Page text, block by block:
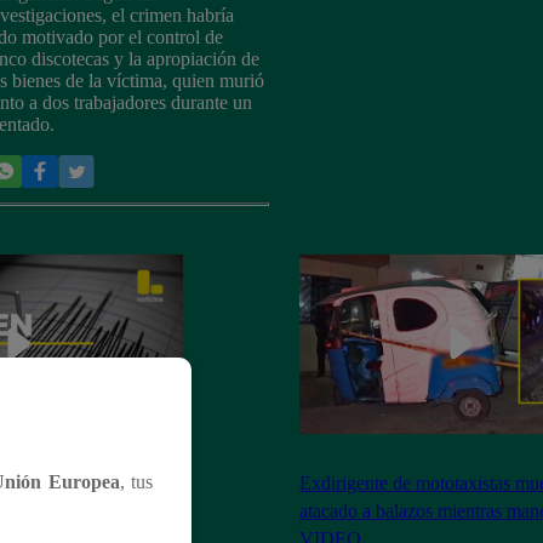
el crimen habría
motivado por el control de
discotecas y la apropiación de
bienes de la víctima, quien murió
a dos trabajadores durante un
9 de mayo: horario
Exdirigente de mototaxistas
atacado a balazos mientras
VIDEO
Europea, tus